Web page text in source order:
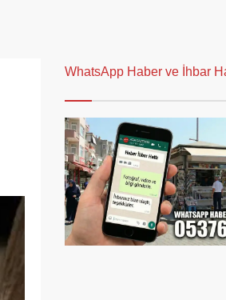
WhatsApp Haber ve İhbar